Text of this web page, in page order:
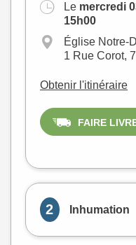
Le mercredi
15h00
Église Notre-
1 Rue Corot,
Obtenir l'itinéraire
FAIRE
2 Inhumation